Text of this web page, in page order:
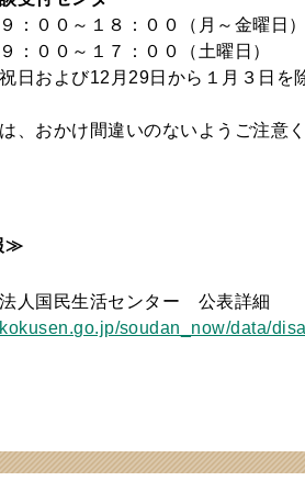
：００～１８：００（月～金曜日）
～１７：００（土曜日）
祝日および12月29日から１月３日を
、おかけ間違いのないようご注意く
≫
人国民生活センター 公表詳細
soudan_now/data/